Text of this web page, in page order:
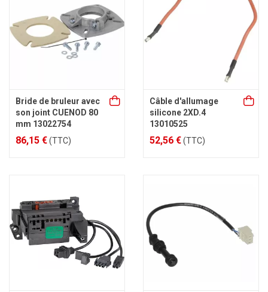
Bride de bruleur avec
son joint CUENOD 80
mm 13022754
86,15 €(TTC)
Câble d'allumage
silicone 2XD.4
13010525
52,56 €(TTC)